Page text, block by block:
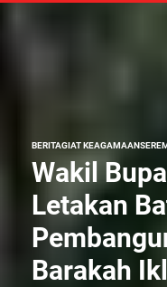
BERITAGIAT KEAGAMAAN
Wakil
Letakan
Barakah